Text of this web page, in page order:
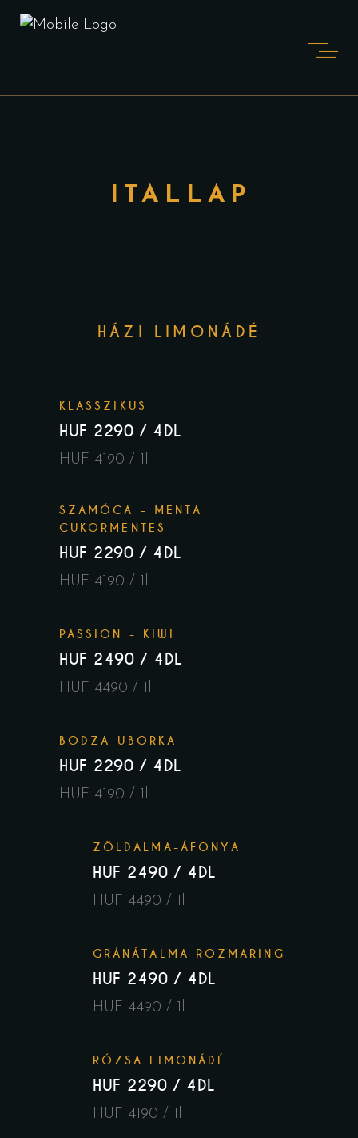
ITALLAP
HÁZI LIMONÁDÉ
KLASSZIKUS
HUF 2290 / 4DL
HUF 4190 / 1l
SZAMÓCA - MENTA
CUKORMENTES
HUF 2290 / 4DL
HUF 4190 / 1l
PASSION - KIWI
HUF 2490 / 4DL
HUF 4490 / 1l
BODZA-UBORKA
HUF 2290 / 4DL
HUF 4190 / 1l
ZÖLDALMA-ÁFONYA
HUF 2490 / 4DL
HUF 4490 / 1l
GRÁNÁTALMA ROZMARING
HUF 2490 / 4DL
HUF 4490 / 1l
RÓZSA LIMONÁDÉ
HUF 2290 / 4DL
HUF 4190 / 1l